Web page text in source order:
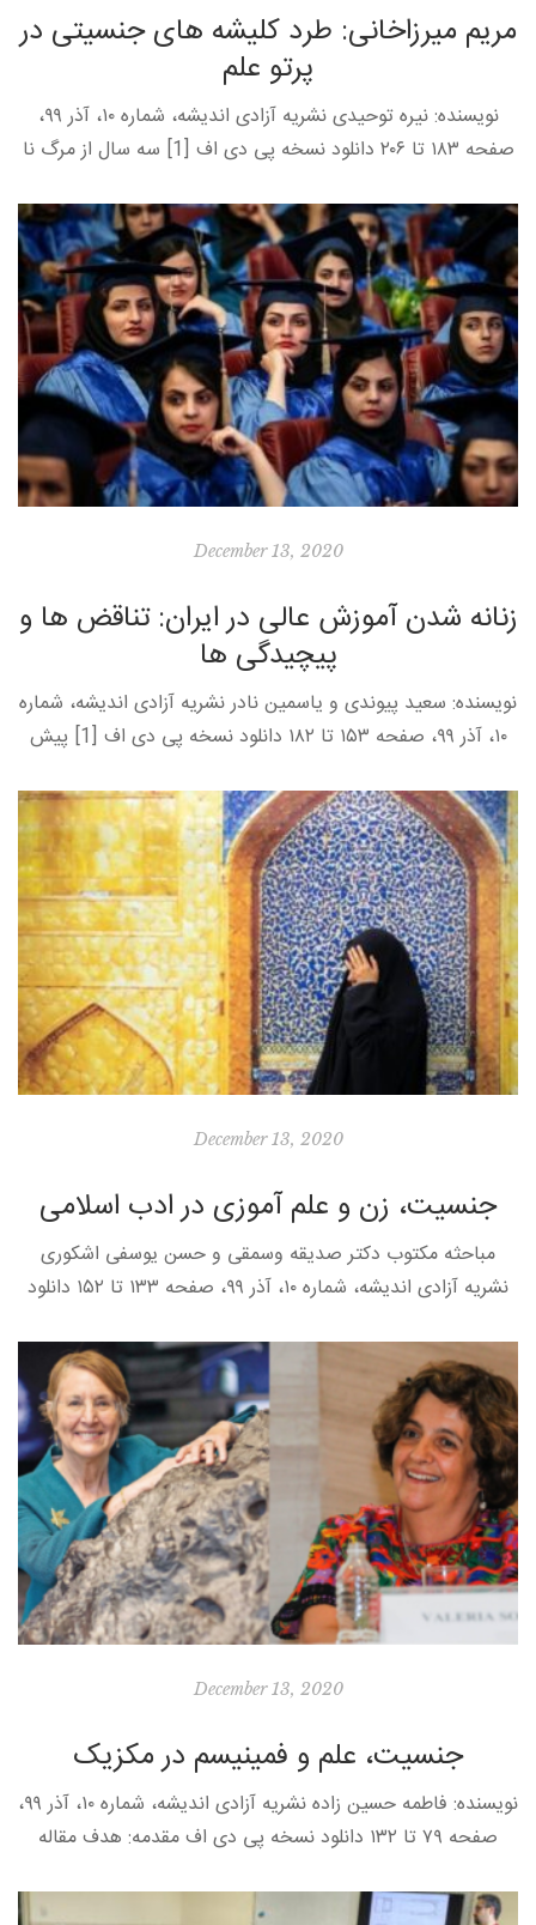
مریم میرزاخانی: طرد کلیشه های جنسیتی در
پرتو علم
نویسنده: نیره توحیدی نشریه آزادی اندیشه، شماره ۱۰، آذر ۹۹،
صفحه ۱۸۳ تا ۲۰۶ دانلود نسخه پی دی اف [1] سه سال از مرگ نا
December 13, 2020
زنانه شدن آموزش عالی در ایران: تناقض ها و
پیچیدگی­ ها
نویسنده: سعید پیوندی و یاسمین نادر نشریه آزادی اندیشه، شماره
۱۰، آذر ۹۹، صفحه ۱۵۳ تا ۱۸۲ دانلود نسخه پی دی اف [1] پیش
December 13, 2020
جنسیت، زن و علم آموزی در ادب اسلامی
مباحثه مکتوب دکتر صدیقه وسمقی و حسن یوسفی اشکوری
نشریه آزادی اندیشه، شماره ۱۰، آذر ۹۹، صفحه ۱۳۳ تا ۱۵۲ دانلود
December 13, 2020
جنسیت، علم و فمینیسم در مکزیک
نویسنده: فاطمه حسین زاده نشریه آزادی اندیشه، شماره ۱۰، آذر ۹۹،
صفحه ۷۹ تا ۱۳۲ دانلود نسخه پی دی اف مقدمه: هدف مقاله